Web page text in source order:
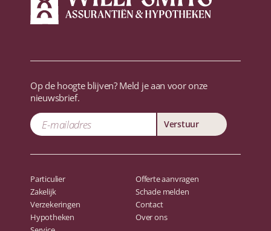
Op de hoogte blijven? Meld je aan voor onze
nieuwsbrief.
Verstuur
Particulier
Zakelijk
Verzekeringen
Hypotheken
Offerte aanvragen
Schade melden
Contact
Over ons